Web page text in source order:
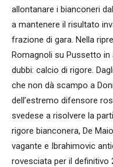
allontanare i bianconeri
a mantenere il risultato
frazione di gara. Nella
Romagnoli su Pussetto in
dubbi: calcio di rigore.
che non dà scampo a
dell’estremo difensore
svedese a risolvere la
rigore bianconera, De
vagante e Ibrahimovic
rovesciata per il definitivo